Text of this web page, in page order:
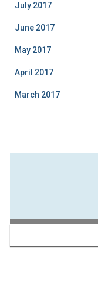
July 2017
June 2017
May 2017
April 2017
March 2017